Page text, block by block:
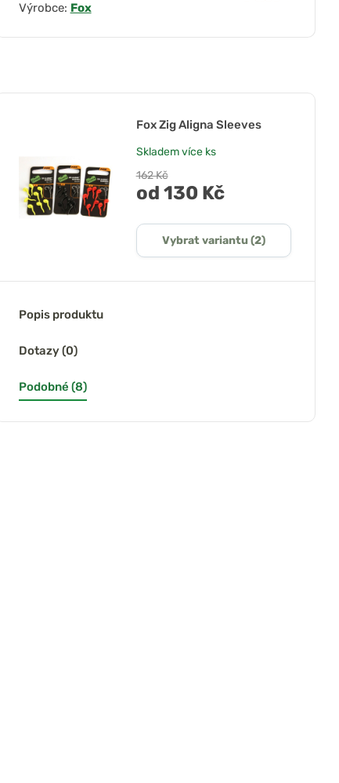
Výrobce: Fox
Fox Zig Aligna Sleeves
Sklademvíce ks
162 Kč
od 130 Kč
Vybrat variantu (2)
Popis produktu
Dotazy (0)
Podobné (8)